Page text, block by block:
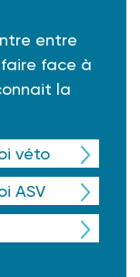
entre
face à
la
véto
ASV